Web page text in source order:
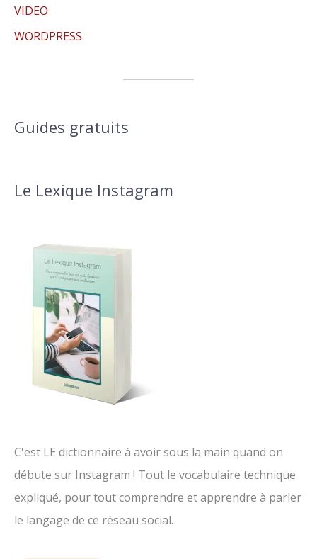
VIDEO
WORDPRESS
Guides gratuits
Le Lexique Instagram
C'est LE dictionnaire à avoir sous la main quand on
débute sur Instagram ! Tout le vocabulaire technique
expliqué, pour tout comprendre et apprendre à parler
le langage de ce réseau social.